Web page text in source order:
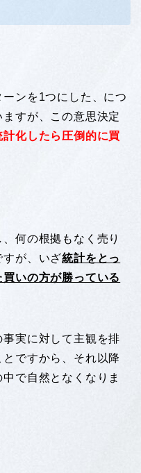
ンを1つにした、につ
すが、この意思決定
化したら圧倒的に買
何の根拠もなく売り
すが、いざ統計をとっ
いの方が勝っている
実に対して主観を排
ですから、それ以降
で自然となくなりま